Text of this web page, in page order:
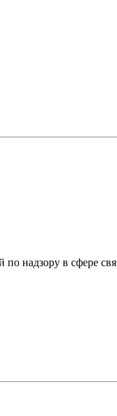
надзору в сфере